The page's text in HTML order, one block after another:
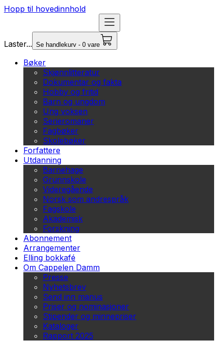
Hopp til hovedinnhold
Laster... Se handlekurv - 0 vare
Bøker
Skjønnlitteratur
Dokumentar og fakta
Hobby og fritid
Barn og ungdom
Ung voksen
Serieromaner
Fagbøker
Skolebøker
Forfattere
Utdanning
Barnehage
Grunnskole
Videregående
Norsk som andrespråk
Fagskole
Akademisk
Forskning
Abonnement
Arrangementer
Elling bokkafé
Om Cappelen Damm
Presse
Nyhetsbrev
Send inn manus
Priser og nominasjoner
Stipender og minnepriser
Kataloger
Rapport 2025